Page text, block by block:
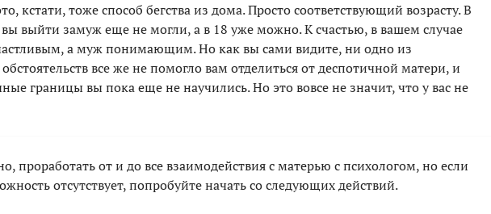
кстати, тоже способ бегства из дома. Просто соответствующий возрасту. В
выйти замуж еще не могли, а в 18 уже можно. К счастью, в вашем случае
а муж понимающим. Но как вы сами видите, ни одно из
все же не помогло вам отделиться от деспотичной матери, и
границы вы пока еще не научились. Но это вовсе не значит, что у вас не
проработать от и до все взаимодействия с матерью с психологом, но если
отсутствует, попробуйте начать со следующих действий.